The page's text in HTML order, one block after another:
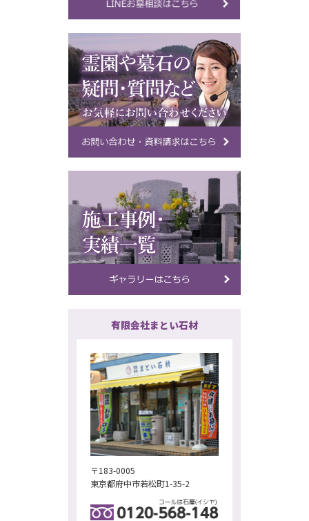
有限会社まとい石材
〒183-0005
東京都府中市若松町1-35-2